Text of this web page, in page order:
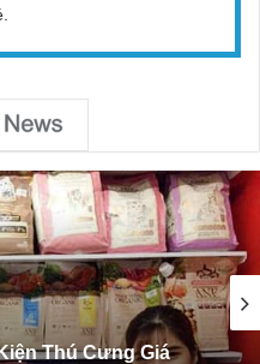
Ô Tô Uy Tín